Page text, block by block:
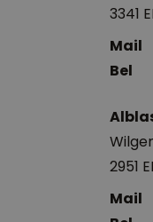
3341
2951